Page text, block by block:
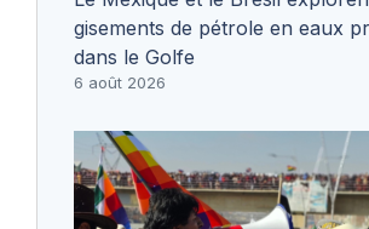
gisements de pétrole en eaux
dans le Golfe
6 août 2026